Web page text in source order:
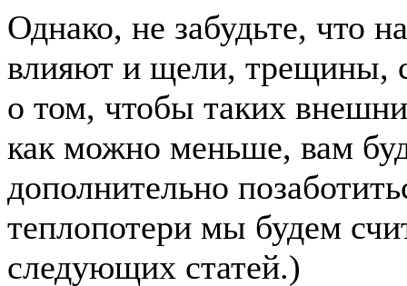
Однако, не забудьте, что
влияют и щели, трещины,
о том, чтобы таких
как можно меньше, вам
дополнительно
теплопотери мы будем
следующих статей.)